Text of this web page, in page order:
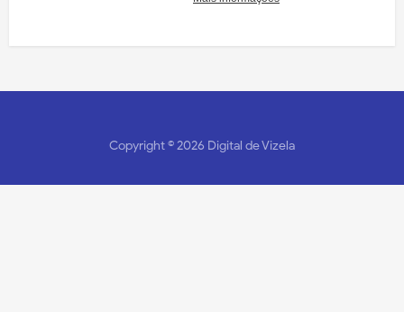
Copyright ©2026 Digital de Vizela